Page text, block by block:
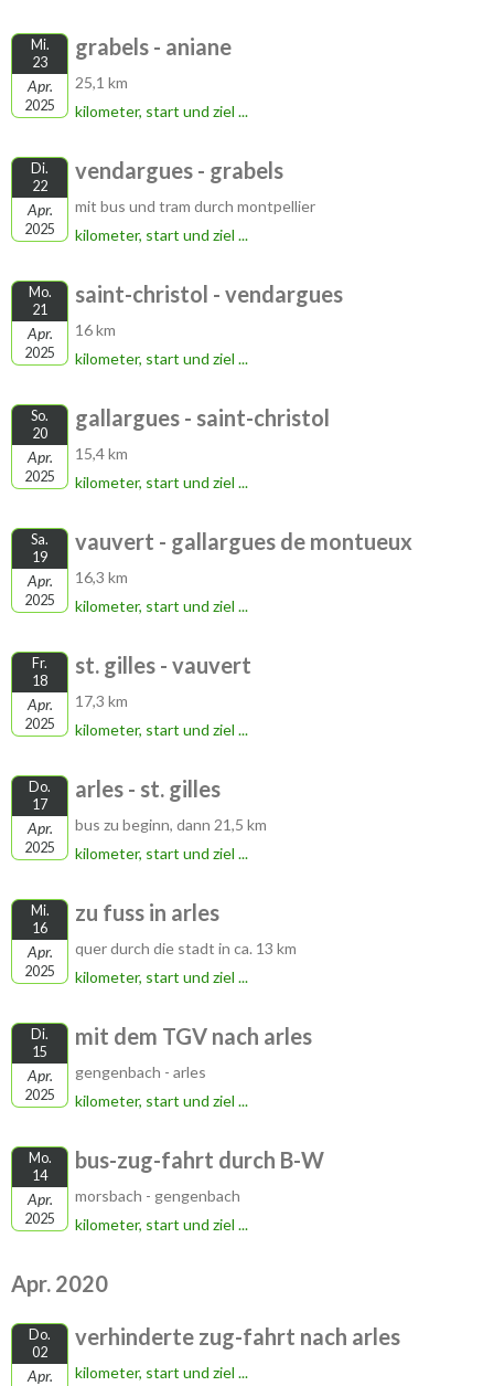
Mi.
23
Apr.
2025
grabels - aniane
25,1 km
kilometer, start und ziel ...
Di.
22
Apr.
2025
vendargues - grabels
mit bus und tram durch montpellier
kilometer, start und ziel ...
Mo.
21
Apr.
2025
saint-christol - vendargues
16 km
kilometer, start und ziel ...
So.
20
Apr.
2025
gallargues - saint-christol
15,4 km
kilometer, start und ziel ...
Sa.
19
Apr.
2025
vauvert - gallargues de montueux
16,3 km
kilometer, start und ziel ...
Fr.
18
Apr.
2025
st. gilles - vauvert
17,3 km
kilometer, start und ziel ...
Do.
17
Apr.
2025
arles - st. gilles
bus zu beginn, dann 21,5 km
kilometer, start und ziel ...
Mi.
16
Apr.
2025
zu fuss in arles
quer durch die stadt in ca. 13 km
kilometer, start und ziel ...
Di.
15
Apr.
2025
mit dem TGV nach arles
gengenbach - arles
kilometer, start und ziel ...
Mo.
14
Apr.
2025
bus-zug-fahrt durch B-W
morsbach - gengenbach
kilometer, start und ziel ...
Apr. 2020
Do.
02
Apr.
verhinderte zug-fahrt nach arles
kilometer, start und ziel ...